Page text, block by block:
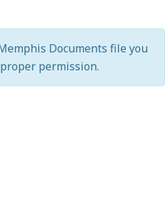
Documents file you
permission.